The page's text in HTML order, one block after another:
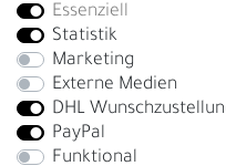
Bei Fragen wenden Sie sich
+4917663727338
Montag - Freitag, 09:00 - 14:00
info@fronhofer.com
Gürtelmanufaktur Fronhofer,
Essenziell
Statistik
Marketing
Externe Medien
DHL
PayPal
Funktional